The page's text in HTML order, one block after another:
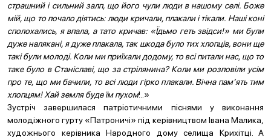
страшний і сильний залп, що його чули люди в нашому селі. Боже
мій, що то почало діятись: люди кричали, плакали і тікали. Наші коні
сполохались, я впала, а тато кричав: «Їдьмо геть звідси!» ми були
дуже налякані, я дуже плакала, так шкода було тих хлопців, вони ще
такі були молоді. Коли ми приїхали додому, то всі питали нас, що то
таке було в Станіславі, що за стрілянина? Коли ми розповіли усім
про те, що ми бачили, то всі люди гірко плакали. Вічна пам’ять тим
хлопцям! Хай земля буде їм пухом!..»
Зустріч завершилася патріотичними піснями у виконання
молодіжного гурту «Патроничі» під керівництвом Івана Малика,
художнього керівника Народного дому селища Крихітці. А